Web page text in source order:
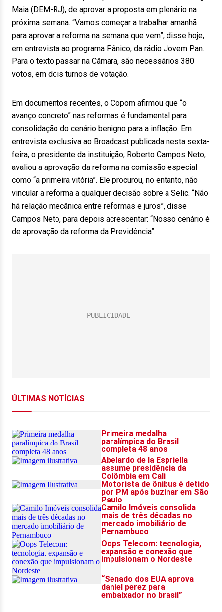
Maia (DEM-RJ), de aprovar a proposta em plenário na
próxima semana. “Vamos começar a trabalhar amanhã
para aprovar a reforma na semana que vem”, disse hoje,
em entrevista ao programa Pânico, da rádio Jovem Pan.
Para o texto passar na Câmara, são necessários 380
votos, em dois turnos de votação.
Em documentos recentes, o Copom afirmou que “o
avanço concreto” nas reformas é fundamental para
consolidação do cenário benigno para a inflação. Em
entrevista exclusiva ao Broadcast publicada nesta sexta-
feira, o presidente da instituição, Roberto Campos Neto,
avaliou a aprovação da reforma na comissão especial
como “a primeira vitória”. Ele procurou, no entanto, não
vincular a reforma a qualquer decisão sobre a Selic. “Não
há relação mecânica entre reformas e juros”, disse
Campos Neto, para depois acrescentar: “Nosso cenário é
de aprovação da reforma da Previdência”.